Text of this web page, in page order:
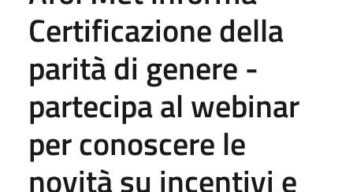
Certificazione della
parità di genere -
partecipa al webinar
per conoscere le
novità su incentivi e